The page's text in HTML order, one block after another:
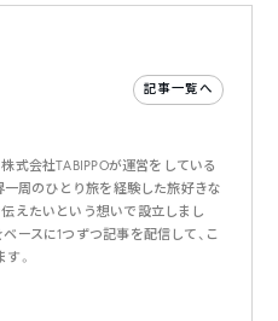
記事一覧へ
式会社TABIPPOが運営をしている
一周のひとり旅を経験した旅好きな
えたいという想いで設立しまし
ースに1つずつ記事を配信して、こ
。